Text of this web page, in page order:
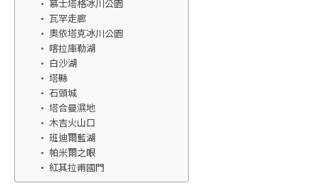
慕士塔格冰川公園
瓦罕走廊
奧依塔克冰川公園
喀拉庫勒湖
白沙湖
塔縣
石頭城
塔合曼濕地
木吉火山口
班迪爾藍湖
帕米爾之眼
紅其拉甫國門